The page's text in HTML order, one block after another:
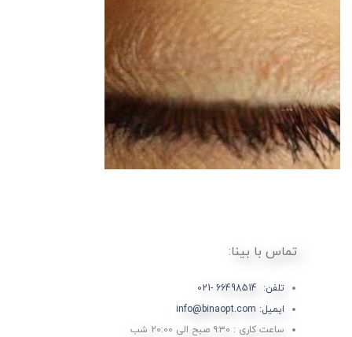
تماس با بینا:
تلفن: 66498514 -021
ایمیل: info@binaopt.com
ساعت کاری : ۹:۳۰ صبح الی 20:00 شب